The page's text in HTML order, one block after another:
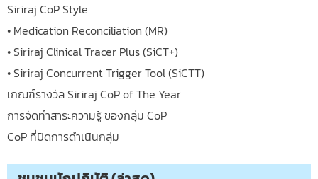
Siriraj CoP Style
• Medication Reconciliation (MR)
• Siriraj Clinical Tracer Plus (SiCT+)
• Siriraj Concurrent Trigger Tool (SiCTT)
เกณฑ์รางวัล Siriraj CoP of The Year
การจัดทำสาระความรู้ ของกลุ่ม CoP
CoP ที่ปิดการดำเนินกลุ่ม